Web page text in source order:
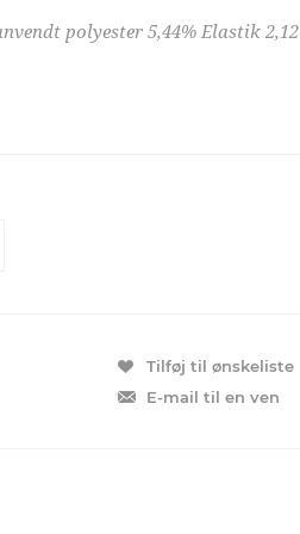
polyester 5,44% Elastik 2,12